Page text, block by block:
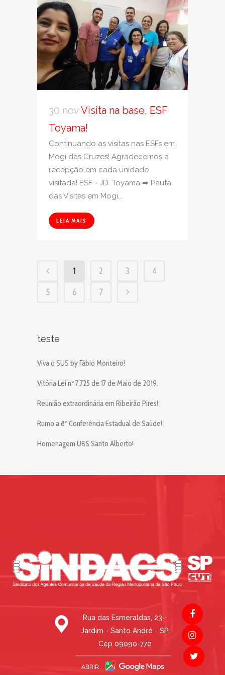
30 novVisita na base, ESF
Toyama!
Continuando as visitas nas ESFs em
Mogi das Cruzes! Agradecemos a
recepção em cada unidade
visitada! ESF - JD. Toyama ➡ Pauta
das Visitas em Mogi...
LEIA MAIS
1 2 3
4
5
6 7
teste
Viva o SUS by Fábio Monteiro!
Vitória Lei nº 7,725 de 17 de Maio de 2019.
Reunião extraordinária em Ribeirão Pires!
Rumo a 8º Conferência Estadual de Saúde!
Homenagem UBS Santo Alberto!
Rua das Esmeraldas, 23 -
Jardim - Santo André - SP,
Cep 09090-770